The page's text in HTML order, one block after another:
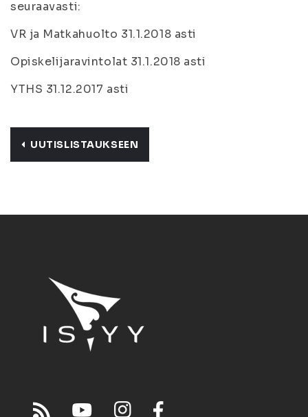
seuraavasti:
VR ja Matkahuolto 31.1.2018 asti
Opiskelijaravintolat 31.1.2018 asti
YTHS 31.12.2017 asti
UUTISLISTAUKSEEN